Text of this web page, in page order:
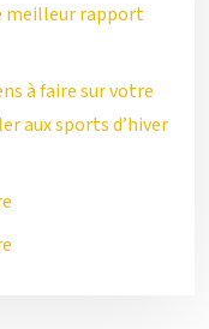
meilleur rapport
à faire sur votre
aux sports d’hiver